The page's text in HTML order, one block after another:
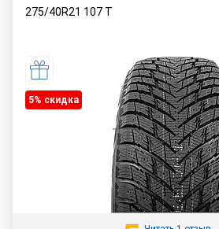
275/40R21 107 T
5% cкидка